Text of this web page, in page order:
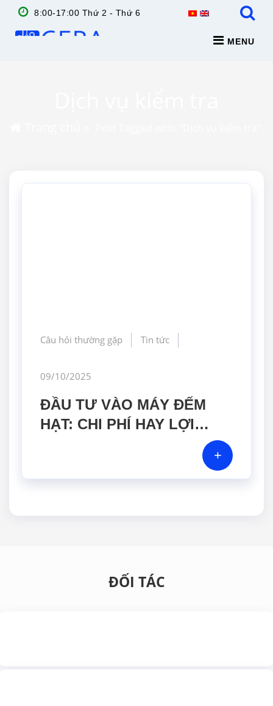
8:00-17:00 Thứ 2 - Thứ 6
MENU
Câu hỏi thường gặp Tin tức
09/10/2025
ĐẦU TƯ VÀO MÁY ĐẾM
HẠT: CHI PHÍ HAY LỢI
+
ĐỐI TÁC